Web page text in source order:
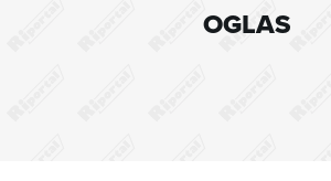
OGLAS